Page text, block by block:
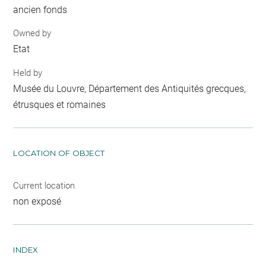
ancien fonds
Owned by
Etat
Held by
Musée du Louvre, Département des Antiquités grecques,
étrusques et romaines
LOCATION OF OBJECT
Current location
non exposé
INDEX